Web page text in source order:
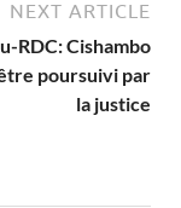
NEXT ARTICLE
RDC: Cishambo
poursuivi par
la justice